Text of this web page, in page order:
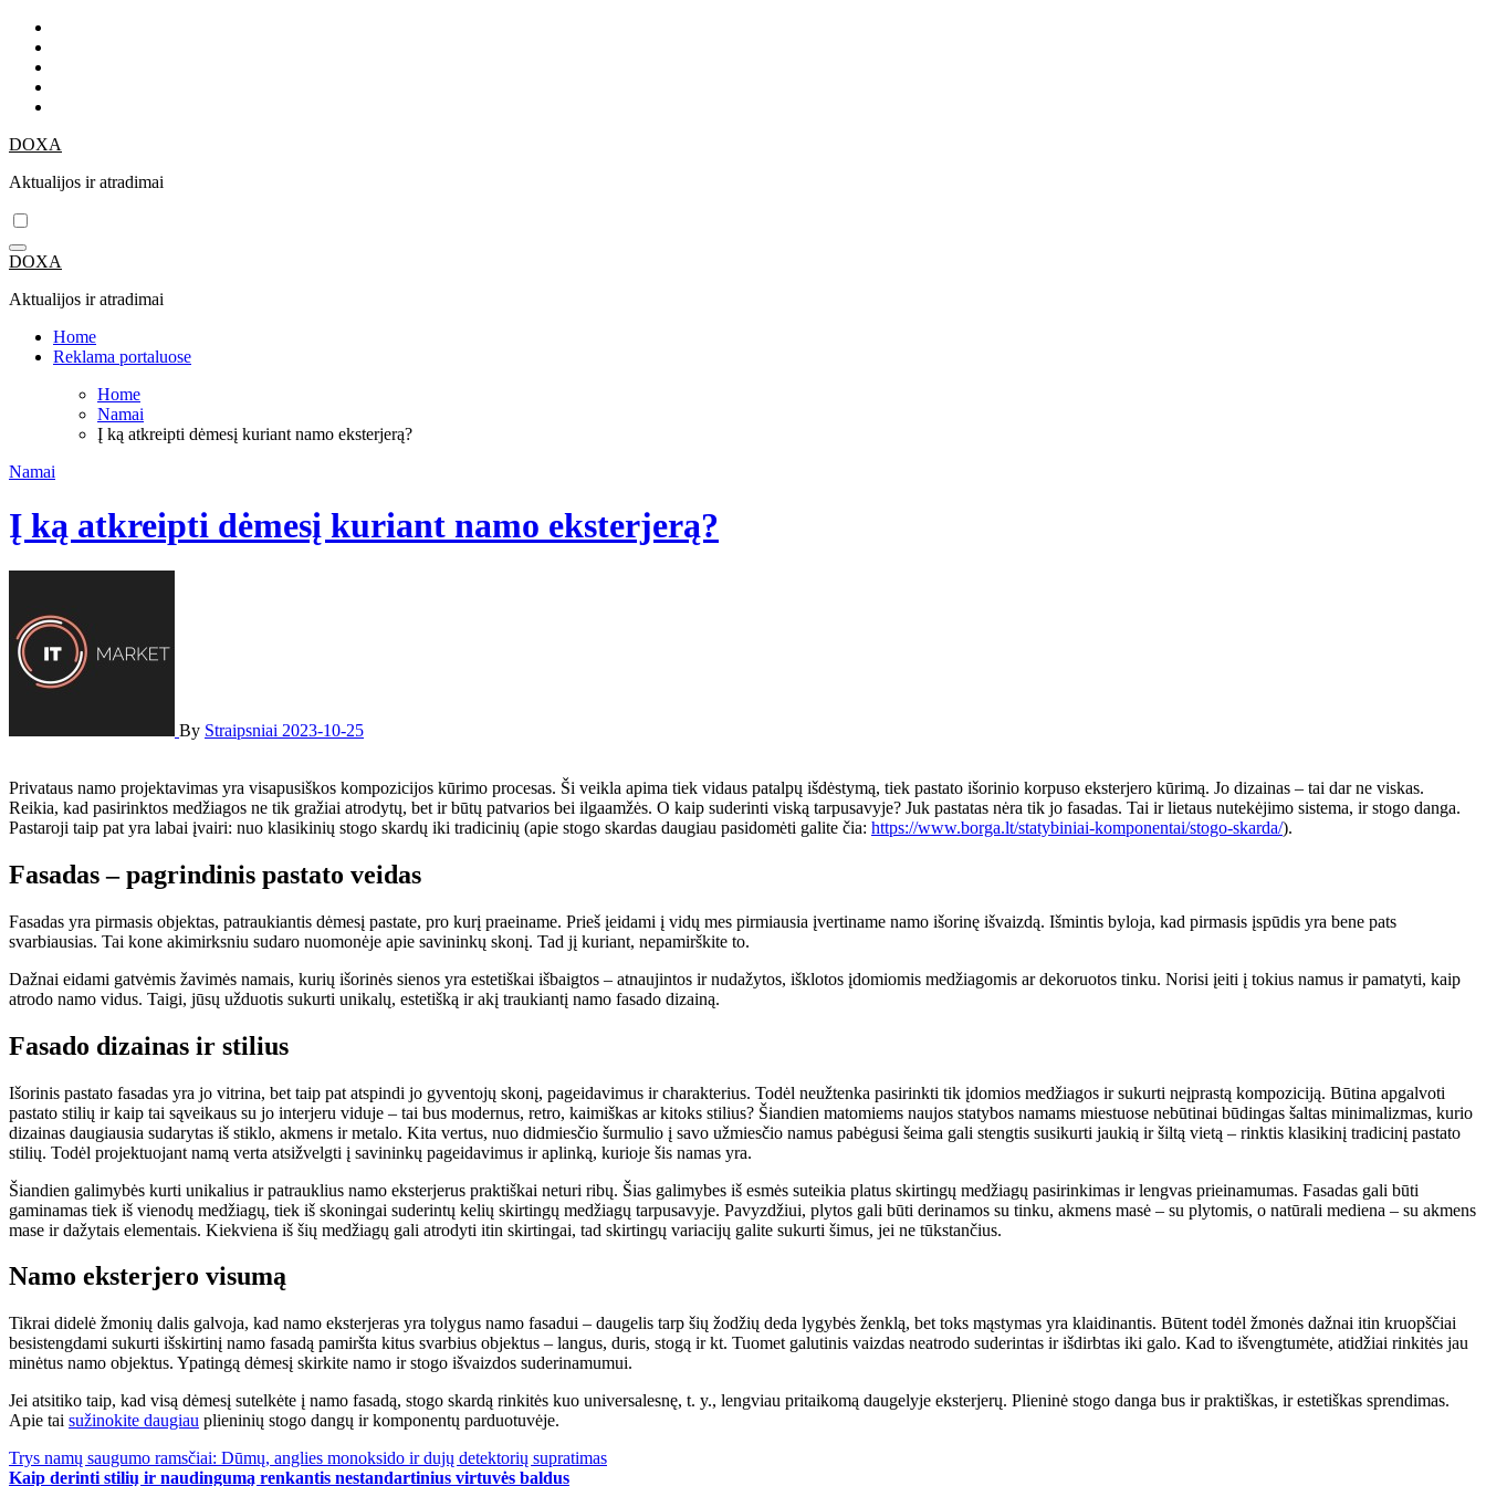
Skip
content
DOXA
Aktualijos ir atradimai
DOXA
Aktualijos ir atradimai
Home
Reklama portaluose
Home
Namai
Į ką atkreipti dėmesį kuriant namo eksterjerą?
Namai
Į ką atkreipti dėmesį kuriant namo eksterjerą?
By Straipsniai 2023-10-25
Privataus namo projektavimas yra visapusiškos kompozicijos kūrimo procesas. Ši veikla apima tiek vidaus patalpų išdėstymą, tiek pastato išorinio korpuso eksterjero kūrimą. Jo dizainas – tai dar ne viskas.
Reikia, kad pasirinktos medžiagos ne tik gražiai atrodytų, bet ir būtų patvarios bei ilgaamžės. O kaip suderinti viską tarpusavyje? Juk pastatas nėra tik jo fasadas. Tai ir lietaus nutekėjimo sistema, ir stogo danga.
Pastaroji taip pat yra labai įvairi: nuo klasikinių stogo skardų iki tradicinių (apie stogo skardas daugiau pasidomėti galite čia: https://www.borga.lt/statybiniai-komponentai/stogo-skarda/).
Fasadas – pagrindinis pastato veidas
Fasadas yra pirmasis objektas, patraukiantis dėmesį pastate, pro kurį praeiname. Prieš įeidami į vidų mes pirmiausia įvertiname namo išorinę išvaizdą. Išmintis byloja, kad pirmasis įspūdis yra bene pats
svarbiausias. Tai kone akimirksniu sudaro nuomonėje apie savininkų skonį. Tad jį kuriant, nepamirškite to.
Dažnai eidami gatvėmis žavimės namais, kurių išorinės sienos yra estetiškai išbaigtos – atnaujintos ir nudažytos, išklotos įdomiomis medžiagomis ar dekoruotos tinku. Norisi įeiti į tokius namus ir pamatyti, kaip
atrodo namo vidus. Taigi, jūsų užduotis sukurti unikalų, estetišką ir akį traukiantį namo fasado dizainą.
Fasado dizainas ir stilius
Išorinis pastato fasadas yra jo vitrina, bet taip pat atspindi jo gyventojų skonį, pageidavimus ir charakterius. Todėl neužtenka pasirinkti tik įdomios medžiagos ir sukurti neįprastą kompoziciją. Būtina apgalvoti
pastato stilių ir kaip tai sąveikaus su jo interjeru viduje – tai bus modernus, retro, kaimiškas ar kitoks stilius? Šiandien matomiems naujos statybos namams miestuose nebūtinai būdingas šaltas minimalizmas, kurio
dizainas daugiausia sudarytas iš stiklo, akmens ir metalo. Kita vertus, nuo didmiesčio šurmulio į savo užmiesčio namus pabėgusi šeima gali stengtis susikurti jaukią ir šiltą vietą – rinktis klasikinį tradicinį pastato
stilių. Todėl projektuojant namą verta atsižvelgti į savininkų pageidavimus ir aplinką, kurioje šis namas yra.
Šiandien galimybės kurti unikalius ir patrauklius namo eksterjerus praktiškai neturi ribų. Šias galimybes iš esmės suteikia platus skirtingų medžiagų pasirinkimas ir lengvas prieinamumas. Fasadas gali būti
gaminamas tiek iš vienodų medžiagų, tiek iš skoningai suderintų kelių skirtingų medžiagų tarpusavyje. Pavyzdžiui, plytos gali būti derinamos su tinku, akmens masė – su plytomis, o natūrali mediena – su akmens
mase ir dažytais elementais. Kiekviena iš šių medžiagų gali atrodyti itin skirtingai, tad skirtingų variacijų galite sukurti šimus, jei ne tūkstančius.
Namo eksterjero visumą
Tikrai didelė žmonių dalis galvoja, kad namo eksterjeras yra tolygus namo fasadui – daugelis tarp šių žodžių deda lygybės ženklą, bet toks mąstymas yra klaidinantis. Būtent todėl žmonės dažnai itin kruopščiai
besistengdami sukurti išskirtinį namo fasadą pamiršta kitus svarbius objektus – langus, duris, stogą ir kt. Tuomet galutinis vaizdas neatrodo suderintas ir išdirbtas iki galo. Kad to išvengtumėte, atidžiai rinkitės jau
minėtus namo objektus. Ypatingą dėmesį skirkite namo ir stogo išvaizdos suderinamumui.
Jei atsitiko taip, kad visą dėmesį sutelkėte į namo fasadą, stogo skardą rinkitės kuo universalesnę, t. y., lengviau pritaikomą daugelyje eksterjerų. Plieninė stogo danga bus ir praktiškas, ir estetiškas sprendimas.
Apie tai sužinokite daugiau plieninių stogo dangų ir komponentų parduotuvėje.
Navigacija
Trys namų saugumo ramsčiai: Dūmų, anglies monoksido ir dujų detektorių supratimas
Kaip derinti stilių ir naudingumą renkantis nestandartinius virtuvės baldus